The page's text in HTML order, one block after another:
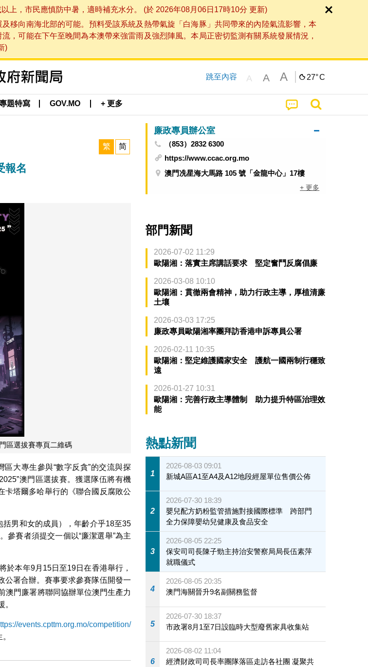
上，市民應慎防中暑，適時補充水分。 (於 2026年08月06日17時10分 更新)
移向南海北部的可能。預料受該系統及熱帶氣旋「白海豚」共同帶來的內陸氣流影響，本
，可能在下午至晚間為本澳帶來強雷雨及強烈陣風。本局正密切監測有關系統發展情況，
)
跳至內容 A A A 27°C
題特寫 GOV.MO + 更多
繁 简
報名
區選拔賽專頁二維碼
大專生參與“數字反貪”的交流與探
澳門區選拔賽。獲選隊伍將有機
卡塔爾多哈舉行的《聯合國反腐敗公
男和女的成員），年齡介乎18至35
參賽者須提交一個以“廉潔選舉”為主
於本年9月15日至19日在香港舉行，
公署合辦。賽事要求參賽隊伍開發一
澳門廉署將聯同協辦單位澳門生產力
events.cpttm.org.mo/competition/
廉政專員辦公室
（853）2832 6300
https://www.ccac.org.mo
澳門冼星海大馬路 105 號「金龍中心」17樓
+ 更多
部門新聞
2026-07-02 11:29
歐陽湘：落實主席講話要求 堅定奮鬥反腐倡廉
2026-03-08 10:10
歐陽湘：貫徹兩會精神，助力行政主導，厚植清廉
土壤
2026-03-03 17:25
廉政專員歐陽湘率團拜訪香港申訴專員公署
2026-02-11 10:35
歐陽湘：堅定維護國家安全 護航一國兩制行穩致
遠
2026-01-27 10:31
歐陽湘：完善行政主導體制 助力提升特區治理效
能
熱點新聞
1
2026-08-03 09:01
新城A區A1至A4及A12地段經屋單位售價公佈
2
2026-07-30 18:39
嬰兒配方奶粉監管措施對接國際標準 跨部門
全力保障嬰幼兒健康及食品安全
3
2026-08-05 22:25
保安司司長陳子勁主持治安警察局局長伍素萍
就職儀式
4
2026-08-05 20:35
澳門海關晉升9名副關務監督
5
2026-07-30 18:37
市政署8月1至7日設臨時大型廢舊家具收集站
6
2026-08-02 11:04
經濟財政司司長率團隊落區走訪各社團 凝聚共